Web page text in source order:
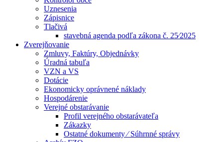
Uznesenia
Zápisnice
Tlačivá
stavebná agenda podľa zákona č. 25⁄2025
Zverejňovanie
Zmluvy, Faktúry, Objednávky
Úradná tabuľa
VZN a VS
Dotácie
Ekonomicky oprávnené náklady
Hospodárenie
Verejné obstarávanie
Profil verejného obstarávateľa
Zákazky
Ostatné dokumenty ⁄ Súhrnné správy